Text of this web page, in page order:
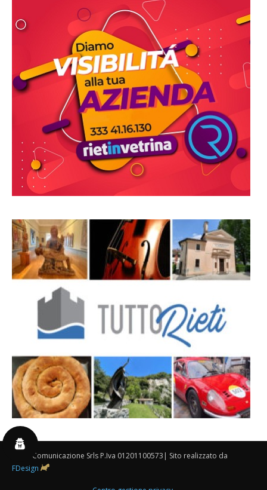
By 3P Comunicazione Srls P.Iva 01201100573| Sito realizzato da
FDesign